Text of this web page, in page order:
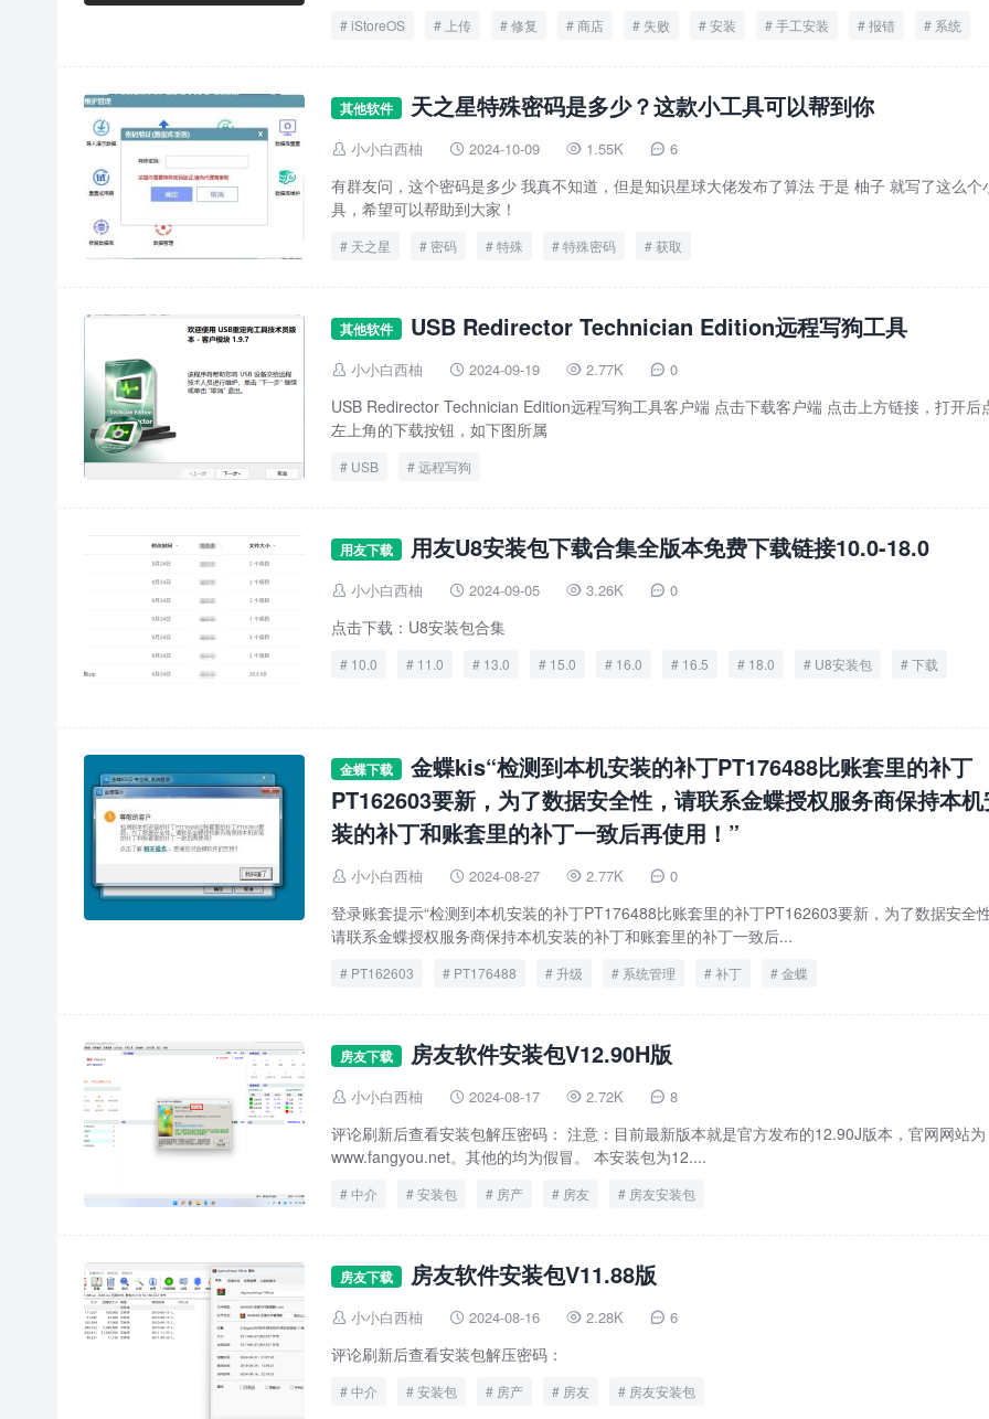
iStoreOS 上传 修复 商店 失败 安装 手工安装 报错
系统
其他软件 天之星特殊密码是多少？这款小工具可以帮到你
 小小白西柚  2024-10-09  1.55K  6
有群友问，这个密码是多少 我真不知道，但是知识星球大佬发布了算法 于是 柚子 就写了这么个
具，希望可以帮助到大家！
天之星 密码 特殊 特殊密码 获取
其他软件 USB Redirector Technician Edition远程写狗工具
 小小白西柚  2024-09-19  2.77K  0
USB Redirector Technician Edition远程写狗工具客户端 点击下载客户端 点击上方链接，打开后
左上角的下载按钮，如下图所属
USB 远程写狗
用友下载 用友U8安装包下载合集全版本免费下载链接10.0-18.0
 小小白西柚  2024-09-05  3.26K  0
点击下载：U8安装包合集
10.0 11.0 13.0 15.0 16.0 16.5 18.0 U8安装包
下载
金蝶下载
金蝶kis“检测到本机安装的补丁PT176488比账套里的补丁
PT162603要新，为了数据安全性，请联系金蝶授权服务商保持本
装的补丁和账套里的补丁一致后再使用！”
 小小白西柚  2024-08-27  2.77K  0
登录账套提示“检测到本机安装的补丁PT176488比账套里的补丁PT162603要新，为了数据安全
请联系金蝶授权服务商保持本机安装的补丁和账套里的补丁一致后...
PT162603 PT176488 升级 系统管理 补丁 金蝶
房友下载 房友软件安装包V12.90H版
 小小白西柚  2024-08-17  2.72K  8
评论刷新后查看安装包解压密码： 注意：目前最新版本就是官方发布的12.90J版本，官网网站为
www.fangyou.net。其他的均为假冒。 本安装包为12....
中介 安装包 房产 房友 房友安装包
房友下载 房友软件安装包V11.88版
 小小白西柚  2024-08-16  2.28K  6
评论刷新后查看安装包解压密码：
中介 安装包 房产 房友 房友安装包